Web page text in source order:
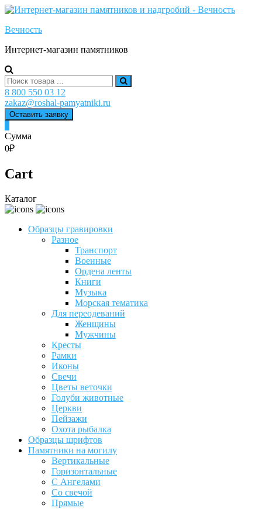
Skip
content
Вечность
Интернет-магазин памятников
Search
for:
8 800 550 03 12
zakaz@roshal-pamyatniki.ru
Оставить заявку
Сумма
0₽
Cart
Каталог
Образцы гравировки
Разное
Транспорт
Военные
Ордена ленты
Книги
Музыка
Морская тематика
Для переодеваний
Женщины
Мужчины
Кресты
Рамки
Иконы
Свечи
Цветы веточки
Голуби животные
Церкви
Пейзажи
Охота рыбалка
Образцы шрифтов
Памятники на могилу
Вертикальные
Горизонтальные
С Ангелами
Со свечой
Прямые